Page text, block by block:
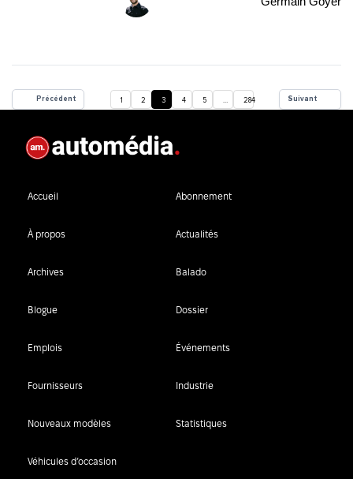
Précédent 1 2 3 4 5 … 284 Suivant
Accueil Abonnement
À propos Actualités
Archives Balado
Blogue Dossier
Emplois Événements
Fournisseurs Industrie
Nouveaux modèles Statistiques
Véhicules d’occasion